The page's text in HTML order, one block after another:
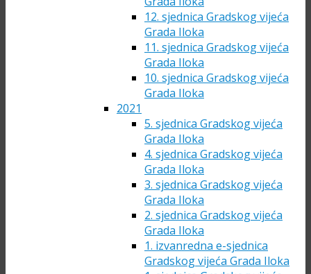
12. sjednica Gradskog vijeća
Grada Iloka
11. sjednica Gradskog vijeća
Grada Iloka
10. sjednica Gradskog vijeća
Grada Iloka
2021
5. sjednica Gradskog vijeća
Grada Iloka
4. sjednica Gradskog vijeća
Grada Iloka
3. sjednica Gradskog vijeća
Grada Iloka
2. sjednica Gradskog vijeća
Grada Iloka
1. izvanredna e-sjednica
Gradskog vijeća Grada Iloka